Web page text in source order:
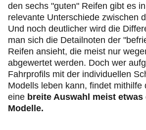
den sechs "guten" Reifen gibt es
relevante Unterschiede zwischen
Und noch deutlicher wird die
man sich die Detailnoten der
Reifen ansieht, die meist nur
abgewertet werden. Doch wer
Fahrprofils mit der individuellen
Modells leben kann, findet mithilfe
eine breite Auswahl meist
Modelle.